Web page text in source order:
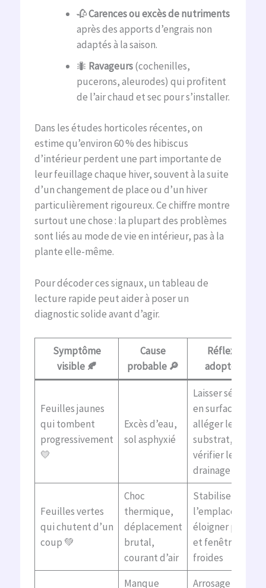
🥀Carences ou excès de nutriments
après des apports d’engrais non
adaptés à la saison.
🐜 Ravageurs(cochenilles,
pucerons, aleurodes) qui profitent
de l’air chaud et sec pour s’installer.
Dans les études horticoles récentes, on
estime qu’environ 60 % des hibiscus
d’intérieur perdent une part importante de
leur feuillage chaque hiver, souvent à la suite
d’un changement de place ou d’un hiver
particulièrement rigoureux. Ce chiffre montre
surtout une chose : la plupart des problèmes
sont liés au mode de vie en intérieur, pas à la
plante elle-même.
Pour décoder ces signaux, un tableau de
lecture rapide peut aider à poser un
diagnostic solide avant d’agir.
Symptôme
visible 🍂
Cause
probable 🔎
Réflexe à
adopter ✅
Feuilles jaunes
qui tombent
progressivement
💛
Excès d’eau,
sol asphyxié
Laisser sécher
en surface,
alléger le
substrat,
vérifier le
drainage
Feuilles vertes
qui chutent d’un
coup 💚
Choc
thermique,
déplacement
brutal,
courant d’air
Stabiliser
l’emplacement,
éloigner portes
et fenêtres
froides
Manque
Arrosage